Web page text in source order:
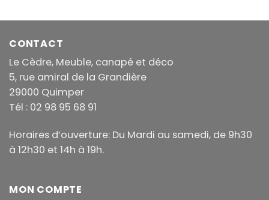
à à
CONTACT
Le Cèdre, Meuble, canapé et déco
5, rue amiral de la Grandière
29000 Quimper
Tél : 02 98 95 68 91
Horaires d’ouverture: Du Mardi au samedi, de 9h30
à 12h30 et 14h à 19h.
MON COMPTE